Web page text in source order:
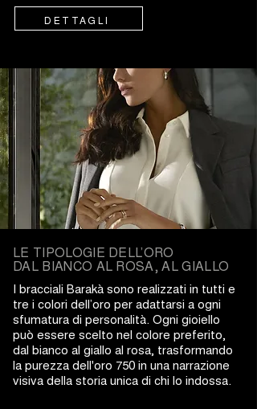
DETTAGLI
LE TIPOLOGIE DELL’ORO
DAL BIANCO AL ROSA, AL GIALLO
I bracciali Barakà sono realizzati in tutti e
tre i colori dell’oro per adattarsi a ogni
sfumatura di personalità. Ogni gioiello
può essere scelto nel colore preferito,
dal bianco al giallo al rosa, trasformando
la purezza dell'oro 750 in una narrazione
visiva della storia unica di chi lo indossa.